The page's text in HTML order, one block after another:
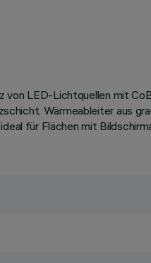
LED-Lichtquellen mit
Wärmeableiter aus
für Flächen mit